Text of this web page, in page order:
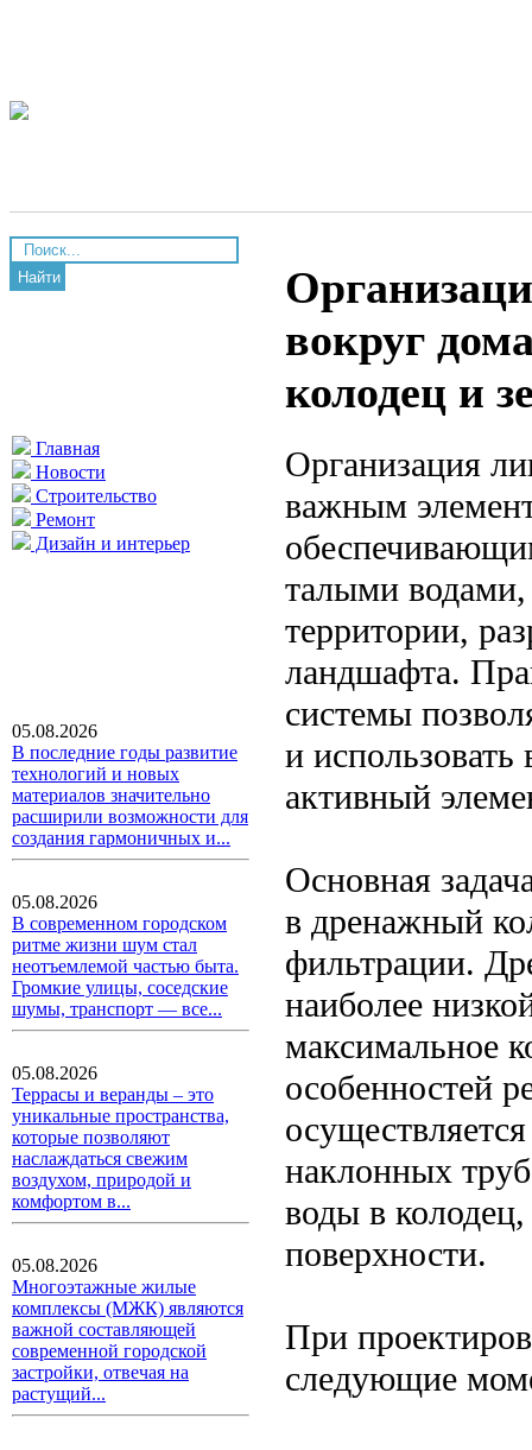
Найти
Главная
Новости
Строительство
Ремонт
Дизайн и интерьер
05.08.2026
В последние годы развитие
технологий и новых
материалов значительно
расширили возможности для
создания гармоничных и...
05.08.2026
В современном городском
ритме жизни шум стал
неотъемлемой частью быта.
Громкие улицы, соседские
шумы, транспорт — все...
05.08.2026
Террасы и веранды – это
уникальные пространства,
которые позволяют
наслаждаться свежим
воздухом, природой и
комфортом в...
05.08.2026
Многоэтажные жилые
комплексы (МЖК) являются
важной составляющей
современной городской
застройки, отвечая на
растущий...
вокруг
колодец и
Организация
важным
талыми
территории,
ландшафта.
системы
и
активный
Основная
в дренажный
фильтрации.
наиболее
максимальное
особенностей
наклонных
воды в
поверхности.
При
следующие